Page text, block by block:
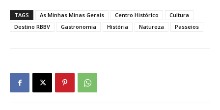
TAGS As Minhas Minas Gerais Centro Histórico
Cultura
Destino RBBV
Gastronomia História Natureza Passeios